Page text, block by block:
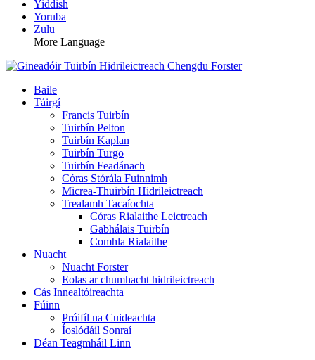
Yiddish
Yoruba
Zulu
More Language
Baile
Táirgí
Francis Tuirbín
Tuirbín Pelton
Tuirbín Kaplan
Tuirbín Turgo
Tuirbín Feadánach
Córas Stórála Fuinnimh
Micrea-Thuirbín Hidrileictreach
Trealamh Tacaíochta
Córas Rialaithe Leictreach
Gabhálais Tuirbín
Comhla Rialaithe
Nuacht
Nuacht Forster
Eolas ar chumhacht hidrileictreach
Cás Innealtóireachta
Fúinn
Próifíl na Cuideachta
Íoslódáil Sonraí
Déan Teagmháil Linn